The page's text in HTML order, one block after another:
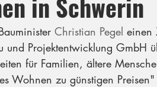
in Schwerin
Christian Pegel einen
und Projektentwicklung
für Familien, ältere
Wohnen zu günstigen